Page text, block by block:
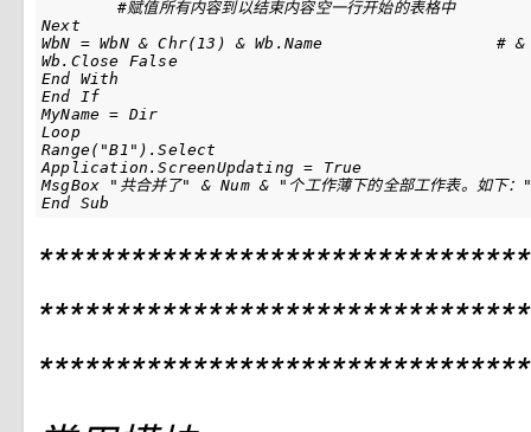
Next									#且套循环体结束
WbN = WbN & Chr(13) & Wb.Name			# & 为合并字符串的符号
Wb.Close False							#对于文件操作结束，关闭Excel文件
End With								#退出第二个判断
End If								#退出第一个判断
MyName = Dir		 					#怎么拿到第二个bookName
Loop									#循环体结束
Range("B1").Select						#选中B1
Application.ScreenUpdating = True			#允许Excel屏幕刷新
MsgBox "共合并了" & Num & "个工作薄下的全部工作表。
End Sub